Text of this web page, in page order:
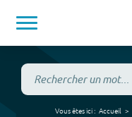
Vous êtes ici : Accueil